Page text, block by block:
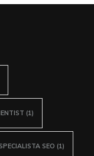
(1)
SEO (1)